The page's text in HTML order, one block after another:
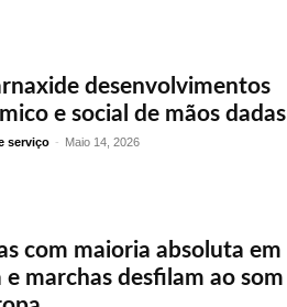
desenvolvimentos
e social de mãos dadas
serviço - Maio 14, 2026
com maioria absoluta em
e marchas desfilam ao som